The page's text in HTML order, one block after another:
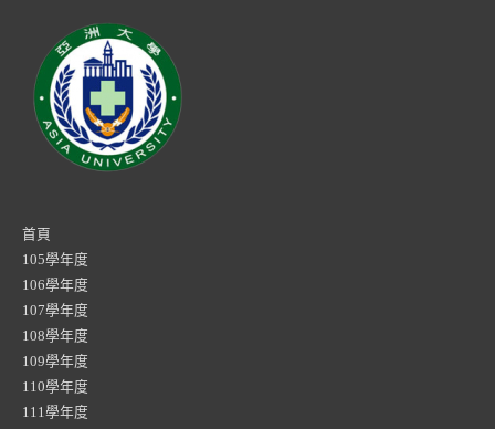
首頁
105學年度
106學年度
107學年度
108學年度
109學年度
110學年度
111學年度